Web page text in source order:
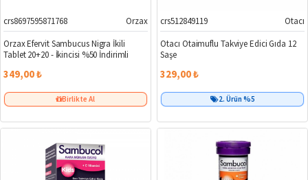
crs8697595871768
Orzax
Orzax Efervit Sambucus Nigra İkili
Tablet 20+20 - İkincisi %50 İndirimli
349,00 ₺
Birlikte Al
crs512849119
Otacı
Otacı Otaimuflu Takviye Edici Gıda 12
Saşe
329,00 ₺
2. Ürün %5